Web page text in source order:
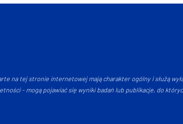
na tej stronie internetowej mają charakter ogólny i służą
- mogą pojawiać się wyniki badań lub publikacje, do